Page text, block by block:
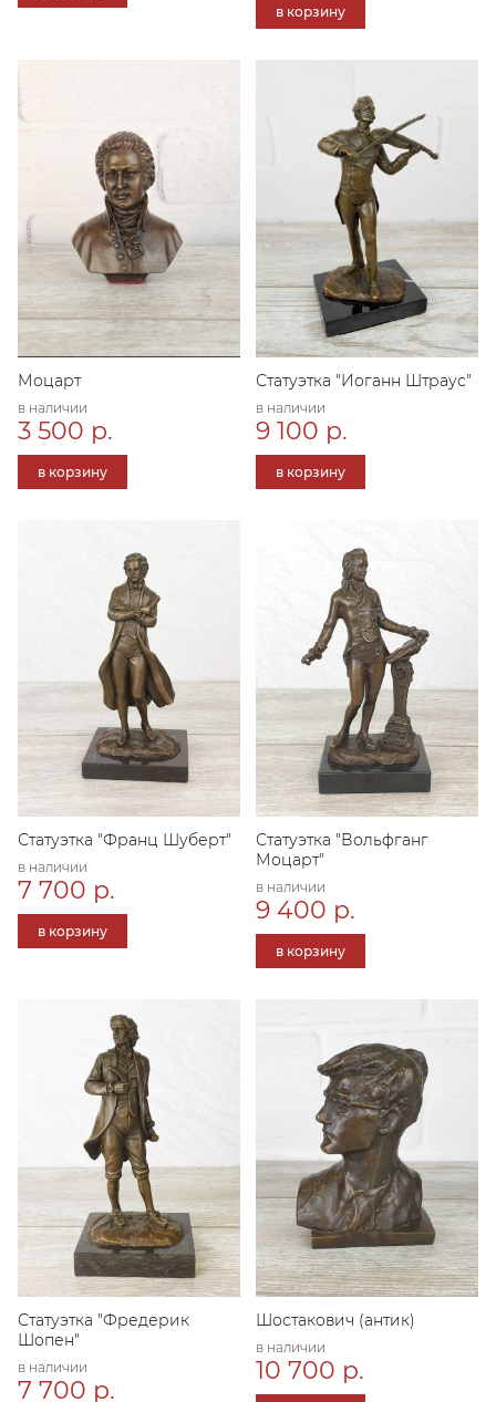
в корзину
Моцарт
в наличии
3 500 р.
в корзину
Статуэтка "Иоганн Штраус"
в наличии
9 100 р.
в корзину
Статуэтка "Франц Шуберт"
в наличии
7 700 р.
в корзину
Статуэтка "Вольфганг
Моцарт"
в наличии
9 400 р.
в корзину
Статуэтка "Фредерик
Шопен"
в наличии
7 700 р.
Шостакович (антик)
в наличии
10 700 р.